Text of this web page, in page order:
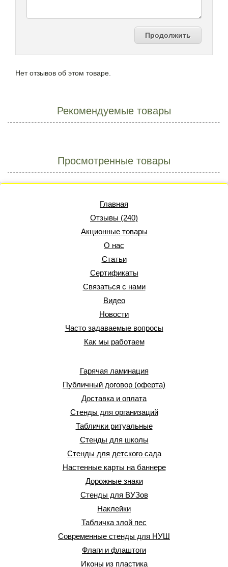
Продолжить
Нет отзывов об этом товаре.
Рекомендуемые товары
Просмотренные товары
Главная
Отзывы (240)
Акционные товары
О нас
Статьи
Сертификаты
Связаться с нами
Видео
Новости
Часто задаваемые вопросы
Как мы работаем
Гарячая ламинация
Публичный договор (оферта)
Доставка и оплата
Стенды для организаций
Таблички ритуальные
Стенды для школы
Стенды для детского сада
Настенные карты на баннере
Дорожные знаки
Стенды для ВУЗов
Наклейки
Табличка злой пес
Современные стенды для НУШ
Флаги и флаштоги
Иконы из пластика